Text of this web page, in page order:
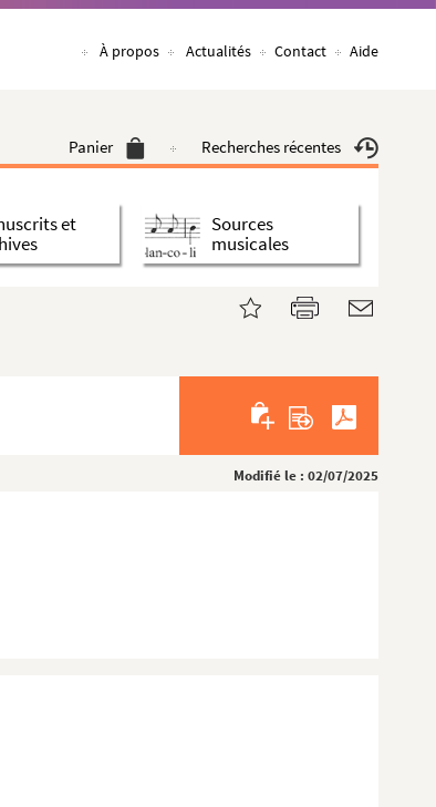
À propos Actualités Contact Aide
Panier Recherches récentes
et
Sources
musicales
Modifié le : 02/07/2025